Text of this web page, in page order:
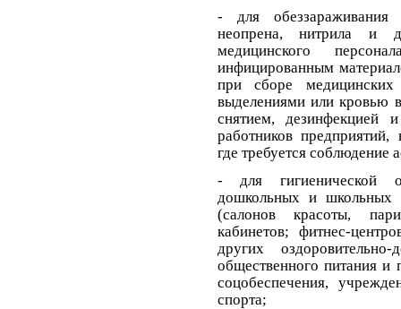
- для обеззараживания
неопрена, нитрила и
медицинского
инфицированным
при сборе медицинских
выделениями или кровью
снятием, дезинфекцией
работников
где требуется соблюдение
- для гигиенической
дошкольных и школьных
(салонов красоты,
кабинетов;фитнес-
других
общественного питания
соцобеспечения,
спорта;